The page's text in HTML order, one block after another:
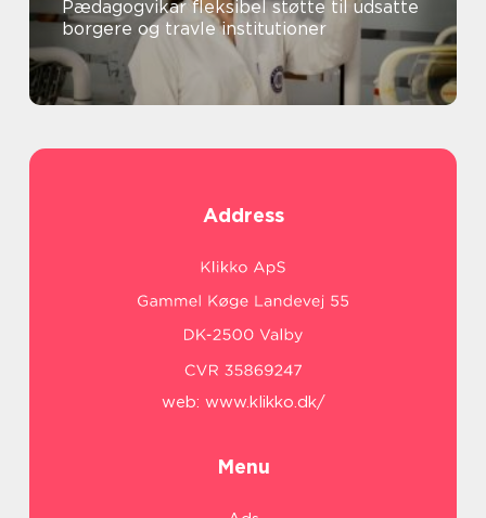
Pædagogvikar fleksibel støtte til udsatte
borgere og travle institutioner
Address
web: www.klikko.dk/
Menu